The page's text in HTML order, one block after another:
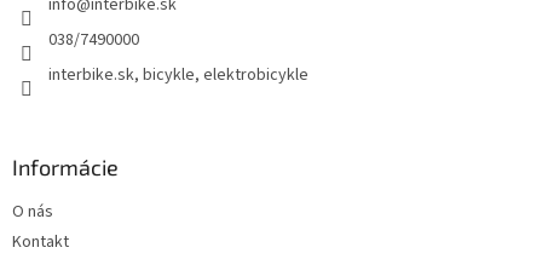
info@interbike.sk
038/7490000
interbike.sk, bicykle, elektrobicykle
Informácie
O nás
Kontakt